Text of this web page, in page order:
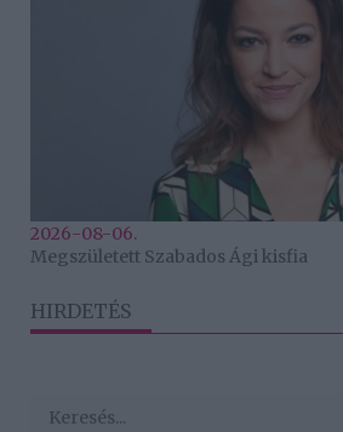
2026-08-06.
Megszületett Szabados Ági kisfia
HIRDETÉS